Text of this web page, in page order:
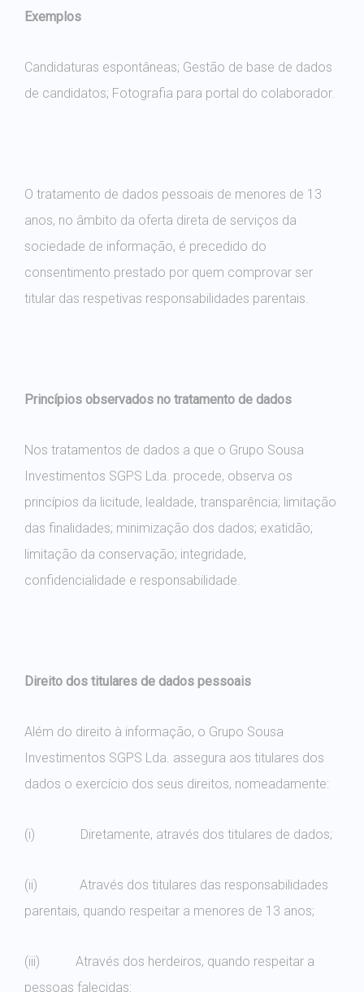
Exemplos
Candidaturas espontâneas; Gestão de base de dados
de candidatos; Fotografia para portal do colaborador.
O tratamento de dados pessoais de menores de 13
anos, no âmbito da oferta direta de serviços da
sociedade de informação, é precedido do
consentimento prestado por quem comprovar ser
titular das respetivas responsabilidades parentais.
Princípios observados no tratamento de dados
Nos tratamentos de dados a que o Grupo Sousa
Investimentos SGPS Lda. procede, observa os
princípios da licitude, lealdade, transparência; limitação
das finalidades; minimização dos dados; exatidão;
limitação da conservação; integridade,
confidencialidade e responsabilidade.
Direito dos titulares de dados pessoais
Além do direito à informação, o Grupo Sousa
Investimentos SGPS Lda. assegura aos titulares dos
dados o exercício dos seus direitos, nomeadamente:
(i) Diretamente, através dos titulares de dados;
(ii) Através dos titulares das responsabilidades
parentais, quando respeitar a menores de 13 anos;
(iii) Através dos herdeiros, quando respeitar a
pessoas falecidas: